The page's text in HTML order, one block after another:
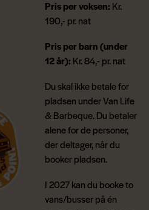
Pris per voksen: Kr.
190,- pr. nat
Pris per barn (under
12 år): Kr. 84,- pr. nat
Du skal ikke betale for
pladsen under Van Life
& Barbeque. Du betaler
alene for de personer,
der deltager, når du
booker pladsen.
I 2027 kan du booke to
vans/busser på én